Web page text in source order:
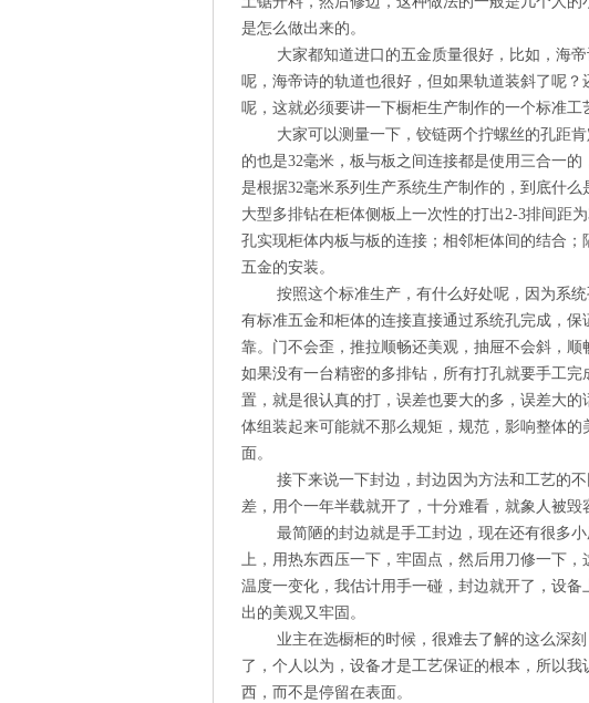
是怎么做出来的。
大家都知道进口的五金质量很好，比如，海帝
呢，海帝诗的轨道也很好，但如果轨道装斜了呢
呢，这就必须要讲一下橱柜生产制作的一个标准工
大家可以测量一下，铰链两个拧螺丝的孔距肯
的也是32毫米，板与板之间连接都是使用三合一
是根据32毫米系列生产系统生产制作的，到底什
大型多排钻在柜体侧板上一次性的打出2-3排间距
孔实现柜体内板与板的连接；相邻柜体间的结合
五金的安装。
按照这个标准生产，有什么好处呢，因为系统
有标准五金和柜体的连接直接通过系统孔完成，
靠。门不会歪，推拉顺畅还美观，抽屉不会斜，顺
如果没有一台精密的多排钻，所有打孔就要手工
置，就是很认真的打，误差也要大的多，误差大
体组装起来可能就不那么规矩，规范，影响整体
面。
接下来说一下封边，封边因为方法和工艺的不
差，用个一年半载就开了，十分难看，就象人被毁
最简陋的封边就是手工封边，现在还有很多小
上，用热东西压一下，牢固点，然后用刀修一下
温度一变化，我估计用手一碰，封边就开了，设
出的美观又牢固。
业主在选橱柜的时候，很难去了解的这么深刻
了，个人以为，设备才是工艺保证的根本，所以
西，而不是停留在表面。